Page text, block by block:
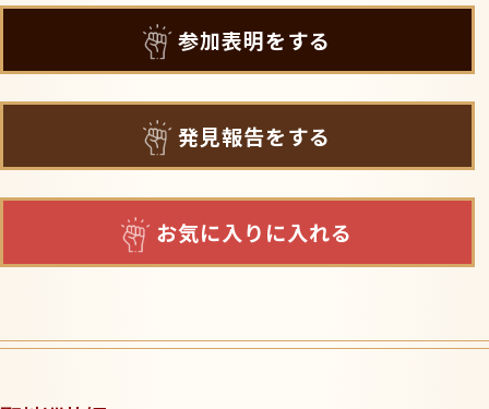
参加表明をする
発見報告をする
お気に入りに入れる